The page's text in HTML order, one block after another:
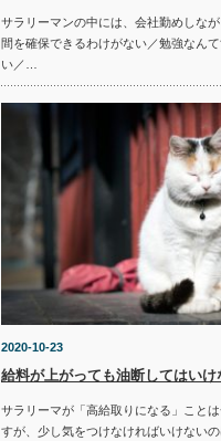
サラリーマンの中には、会社勤めしな
間を確保できるわけがない／勉強なん
い／…
2020-10-23
給料が上がっても油断してはいけ
サラリーマが「高給取りになる」こと
すが、少し気をつけなければいけない